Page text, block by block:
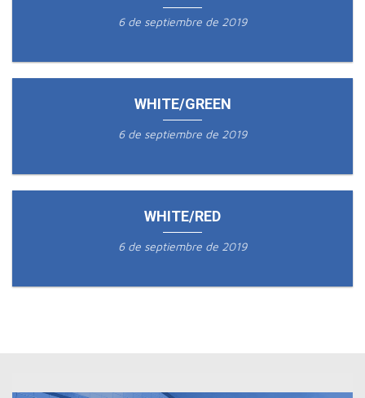
6 de septiembre de 2019
WHITE/GREEN
6 de septiembre de 2019
WHITE/RED
6 de septiembre de 2019